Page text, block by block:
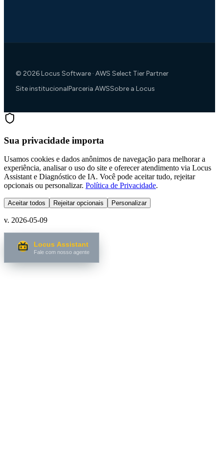
© 2026Locus Software · AWS Select Tier Partner
Site institucionalParceria AWSSobre a Locus
Sua privacidade importa
Usamos cookies e dados anônimos de navegação para melhorar a
experiência, analisar o uso do site e oferecer atendimento via Locus
Assistant e Diagnóstico de IA. Você pode aceitar tudo, rejeitar
opcionais ou personalizar. Política de Privacidade.
Aceitar todos Rejeitar opcionais Personalizar
v. 2026-05-09
Locus Assistant
Fale com nosso agente